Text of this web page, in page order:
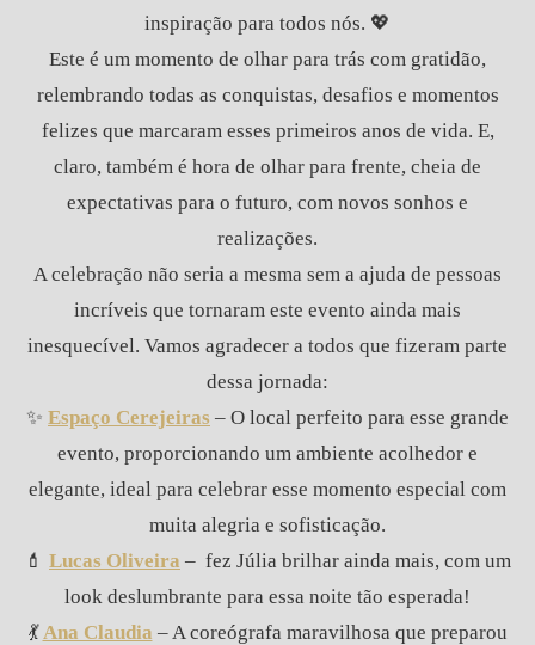
inspiração para todos nós. 💖
Este é um momento de olhar para trás com gratidão,
relembrando todas as conquistas, desafios e momentos
felizes que marcaram esses primeiros anos de vida. E,
claro, também é hora de olhar para frente, cheia de
expectativas para o futuro, com novos sonhos e
realizações.
A celebração não seria a mesma sem a ajuda de pessoas
incríveis que tornaram este evento ainda mais
inesquecível. Vamos agradecer a todos que fizeram parte
dessa jornada:
✨ Espaço Cerejeiras – O local perfeito para esse grande
evento, proporcionando um ambiente acolhedor e
elegante, ideal para celebrar esse momento especial com
muita alegria e sofisticação.
💄 Lucas Oliveira – fez Júlia brilhar ainda mais, com um
look deslumbrante para essa noite tão esperada!
💃Ana Claudia – A coreógrafa maravilhosa que preparou